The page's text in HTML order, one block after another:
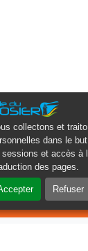
collectons et
dans le
sessions et accès à
des pages
Refuser
l'actualité de